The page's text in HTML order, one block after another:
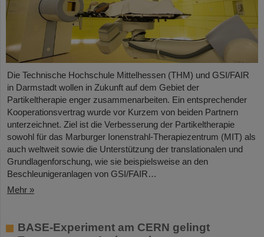
Die Technische Hochschule Mittelhessen (THM) und GSI/FAIR
in Darmstadt wollen in Zukunft auf dem Gebiet der
Partikeltherapie enger zusammenarbeiten. Ein entsprechender
Kooperationsvertrag wurde vor Kurzem von beiden Partnern
unterzeichnet. Ziel ist die Verbesserung der Partikeltherapie
sowohl für das Marburger Ionenstrahl-Therapiezentrum (MIT) als
auch weltweit sowie die Unterstützung der translationalen und
Grundlagenforschung, wie sie beispielsweise an den
Beschleunigeranlagen von GSI/FAIR…
Mehr »
BASE-Experiment am CERN gelingt